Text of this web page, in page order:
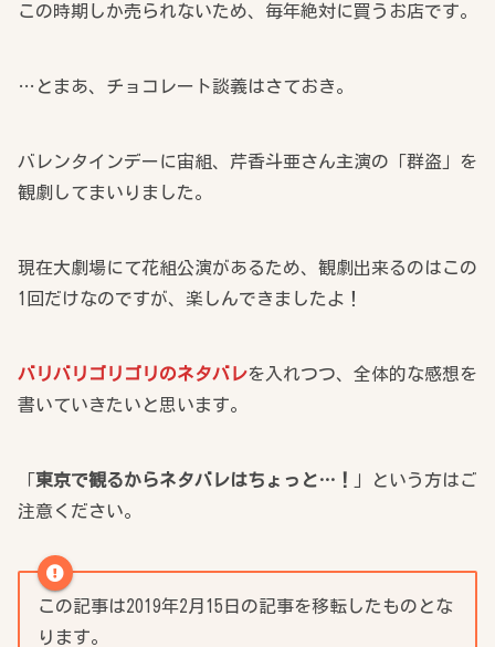
この時期しか売られないため、毎年絶対に買うお店です。
…とまあ、チョコレート談義はさておき。
バレンタインデーに宙組、芹香斗亜さん主演の「群盗」を
観劇してまいりました。
現在大劇場にて花組公演があるため、観劇出来るのはこの
1回だけなのですが、楽しんできましたよ！
バリバリゴリゴリのネタバレを入れつつ、全体的な感想を
書いていきたいと思います。
東京で観るからネタバレはちょっと…！
」という方はご
注意ください。
この記事は2019年2月15日の記事を移転したものとな
ります。